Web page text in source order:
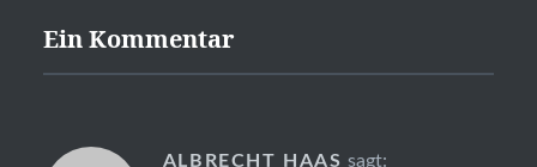
Ein Kommentar
ALBRECHT HAAS sagt: